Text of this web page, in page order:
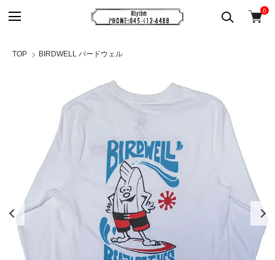
0
TOP BIRDWELL バードウェル